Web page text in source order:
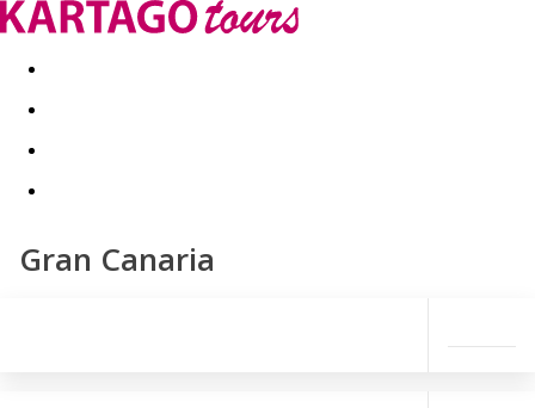
Kapcsolat Nyár 2026 Last Minute
Gran Canaria